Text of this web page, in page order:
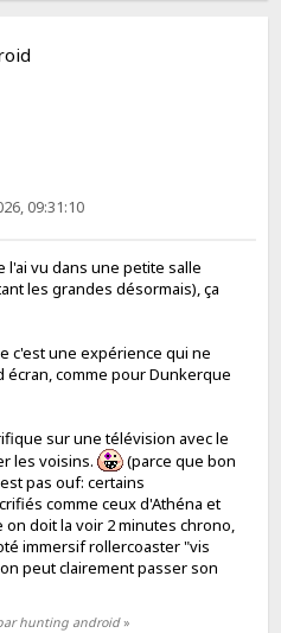
09:31:10
l'ai vu dans une petite salle
les grandes désormais), ça
c'est une expérience qui ne
comme pour Dunkerque
sur une télévision avec le
les voisins.
(parce que bon
pas ouf: certains
comme ceux d'Athéna et
doit la voir 2 minutes chrono,
immersif rollercoaster "vis
peut clairement passer son
hunting android»